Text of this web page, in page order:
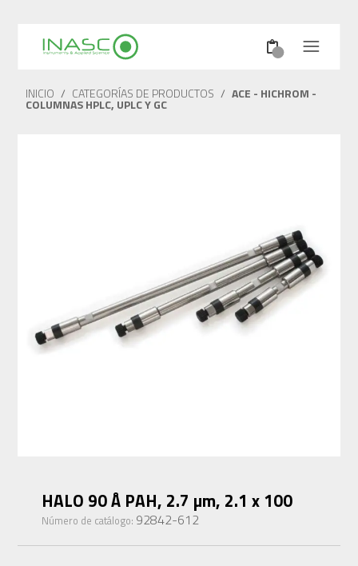
INICIO / CATEGORÍAS DE PRODUCTOS / ACE - HICHROM -
COLUMNAS HPLC, UPLC Y GC
HALO 90 Å PAH, 2.7 µm, 2.1 x 100
Número de catálogo: 92842-612